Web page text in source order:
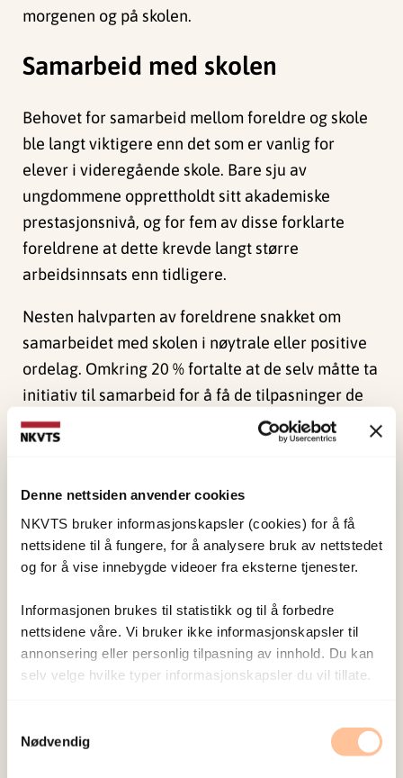
Denne nettsiden anvender cookies
NKVTS bruker informasjonskapsler (cookies) for å få
nettsidene til å fungere, for å analysere bruk av nettstedet
og for å vise innebygde videoer fra eksterne tjenester.
Informasjonen brukes til statistikk og til å forbedre
nettsidene våre. Vi bruker ikke informasjonskapsler til
annonsering eller personlig tilpasning av innhold. Du kan
selv velge hvilke typer informasjonskapsler du vil tillate.
Nødvendig
morgenen og på skolen.
Samarbeid med skolen
Behovet for samarbeid mellom foreldre og skole
ble langt viktigere enn det som er vanlig for
elever i videregående skole. Bare sju av
ungdommene opprettholdt sitt akademiske
prestasjonsnivå, og for fem av disse forklarte
foreldrene at dette krevde langt større
arbeidsinnsats enn tidligere.
Nesten halvparten av foreldrene snakket om
samarbeidet med skolen i nøytrale eller positive
ordelag. Omkring 20 % fortalte at de selv måtte ta
initiativ til samarbeid for å få de tilpasninger de
følte barna deres trengte. For noen resulterte
dette i at det ble iverksatt støttetiltak, mens andre
opplevde at kontakten ble direkte negativ, for
eksempel at det kom til konfliktsituasjoner hvor
de måtte kjempe fordi ungdommen ikke ble trodd,
eller ikke fikk den nødvendige forståelsen for sin
situasjon. De resterende 10 % begynte i
lærlingeplasser, fant seg en jobb eller droppet ut
av skolen, og var således utenfor et tradisjonelt
skole–hjem-samarbeid.
Det ser ut til at det var lettere å få forståelse for
at problemene ungdommene opplevde var